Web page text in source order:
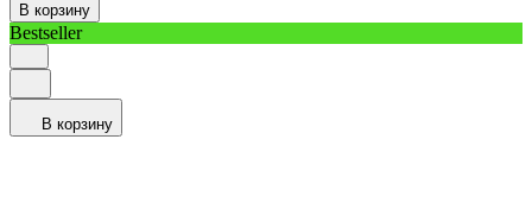
В корзину
Bestseller
В корзину